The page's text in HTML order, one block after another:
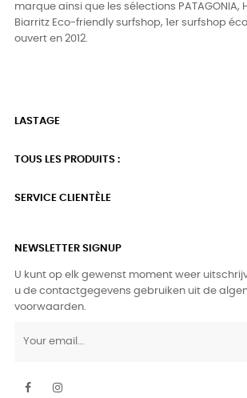
marque ainsi que les sélections PATAGONIA,
Biarritz Eco-friendly surfshop, 1er surfshop
ouvert en 2012.
LASTAGE
TOUS LES PRODUITS :
SERVICE CLIENTÈLE
NEWSLETTER SIGNUP
U kunt op elk gewenst moment weer
u de contactgegevens gebruiken uit de
voorwaarden.
Facebook